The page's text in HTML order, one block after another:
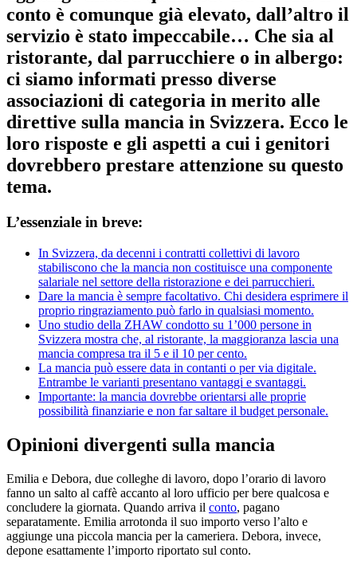
conto è comunque già elevato, dall’altro il
servizio è stato impeccabile… Che sia al
ristorante, dal parrucchiere o in albergo:
ci siamo informati presso diverse
associazioni di categoria in merito alle
direttive sulla mancia in Svizzera. Ecco le
loro risposte e gli aspetti a cui i genitori
dovrebbero prestare attenzione su questo
tema.
L’essenziale in breve:
In Svizzera, da decenni i contratti collettivi di lavoro
stabiliscono che la mancia non costituisce una componente
salariale nel settore della ristorazione e dei parrucchieri.
Dare la mancia è sempre facoltativo. Chi desidera esprimere il
proprio ringraziamento può farlo in qualsiasi momento.
Uno studio della ZHAW condotto su 1’000 persone in
Svizzera mostra che, al ristorante, la maggioranza lascia una
mancia compresa tra il 5 e il 10 per cento.
La mancia può essere data in contanti o per via digitale.
Entrambe le varianti presentano vantaggi e svantaggi.
Importante: la mancia dovrebbe orientarsi alle proprie
possibilità finanziarie e non far saltare il budget personale.
Opinioni divergenti sulla mancia
Emilia e Debora, due colleghe di lavoro, dopo l’orario di lavoro
fanno un salto al caffè accanto al loro ufficio per bere qualcosa e
concludere la giornata. Quando arriva il conto, pagano
separatamente. Emilia arrotonda il suo importo verso l’alto e
aggiunge una piccola mancia per la cameriera. Debora, invece,
depone esattamente l’importo riportato sul conto.